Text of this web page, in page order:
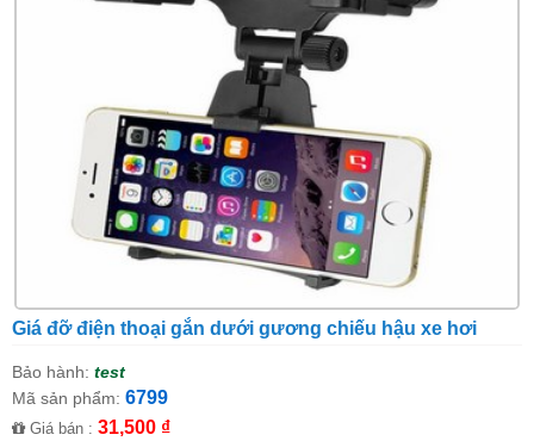
Giá đỡ điện thoại gắn dưới gương chiếu hậu xe hơi
Bảo hành: test
Mã sản phẩm: 6799
Giá bán : 31,500 ₫